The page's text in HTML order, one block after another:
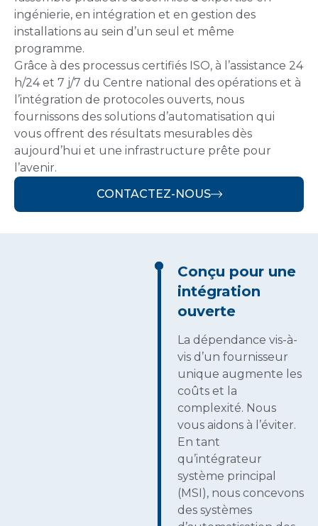
ingénierie, en intégration et en gestion des
installations au sein d’un seul et même
programme.
Grâce à des processus certifiés ISO, à l’assistance 24
h/24 et 7 j/7 du Centre national des opérations et à
l’intégration de protocoles ouverts, nous
fournissons des solutions d’automatisation qui
vous offrent des résultats mesurables dès
aujourd’hui et une infrastructure prête pour
l’avenir.
CONTACTEZ-NOUS
Conçu pour une
intégration
ouverte
La dépendance vis-à-
vis d’un fournisseur
unique augmente les
coûts et la
complexité. Nous
vous aidons à l’éviter.
En tant
qu’intégrateur
système principal
(MSI), nous concevons
des systèmes